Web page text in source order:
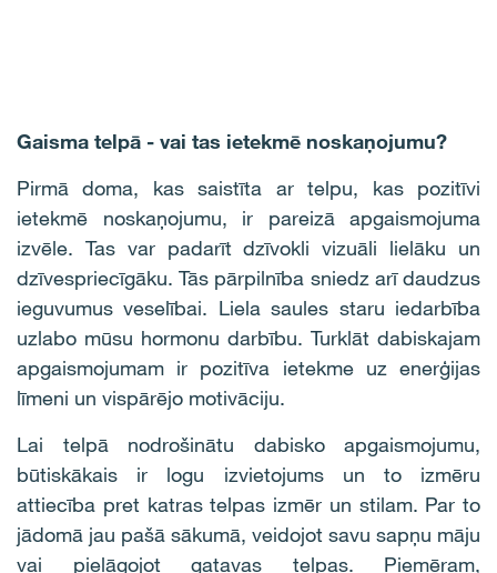
Gaisma telpā - vai tas ietekmē noskaņojumu?
Pirmā doma, kas saistīta ar telpu, kas pozitīvi
ietekmē noskaņojumu, ir pareizā apgaismojuma
izvēle. Tas var padarīt dzīvokli vizuāli lielāku un
dzīvespriecīgāku. Tās pārpilnība sniedz arī daudzus
ieguvumus veselībai. Liela saules staru iedarbība
uzlabo mūsu hormonu darbību. Turklāt dabiskajam
apgaismojumam ir pozitīva ietekme uz enerģijas
līmeni un vispārējo motivāciju.
Lai telpā nodrošinātu dabisko apgaismojumu,
būtiskākais ir logu izvietojums un to izmēru
attiecība pret katras telpas izmēr un stilam. Par to
jādomā jau pašā sākumā, veidojot savu sapņu māju
vai pielāgojot gatavas telpas. Piemēram,